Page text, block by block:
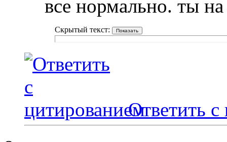
все нормально. ты
Скрытый текст:
Ответить с